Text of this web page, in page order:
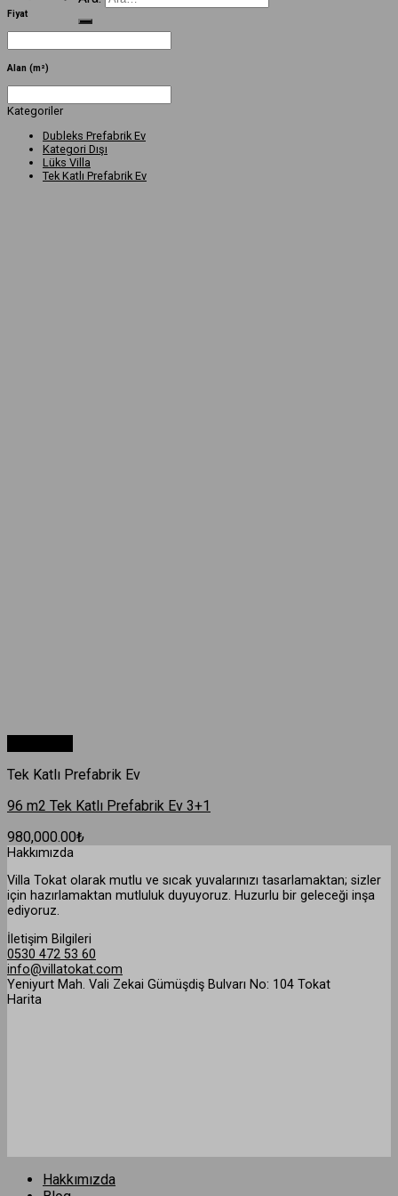
Fiyat
Alan (m²)
Kategoriler
Dubleks Prefabrik Ev
Kategori Dışı
Lüks Villa
Tek Katlı Prefabrik Ev
Tek Katlı Prefabrik Ev
96 m2 Tek Katlı Prefabrik Ev 3+1
980,000.00₺
Hakkımızda
Villa Tokat olarak mutlu ve sıcak yuvalarınızı tasarlamaktan; sizler
için hazırlamaktan mutluluk duyuyoruz. Huzurlu bir geleceği inşa
ediyoruz.
İletişim Bilgileri
0530 472 53 60
info@villatokat.com
Yeniyurt Mah. Vali Zekai Gümüşdiş Bulvarı No: 104 Tokat
Harita
Hakkımızda